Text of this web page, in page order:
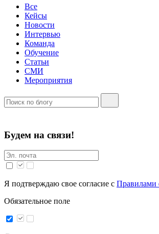
Все
Кейсы
Новости
Интервью
Команда
Обучение
Статьи
СМИ
Мероприятия
Будем на связи!
Я подтверждаю свое согласие с Правилами
Обязательное поле